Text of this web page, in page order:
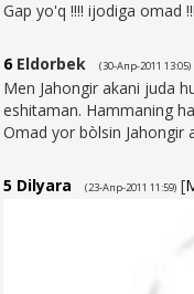
Gap yo'q !!!! ijodiga omad
6 Eldorbek (30-Апр-2011 13:05)
Men Jahongir akani juda
eshitaman. Hammaning
Omad yor bòlsin Jahongir
5 Dilyara (23-Апр-2011 11:59) [